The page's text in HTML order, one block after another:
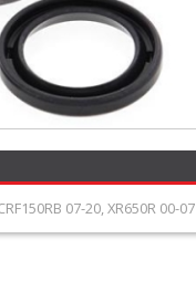
07-20, XR650R 00-07